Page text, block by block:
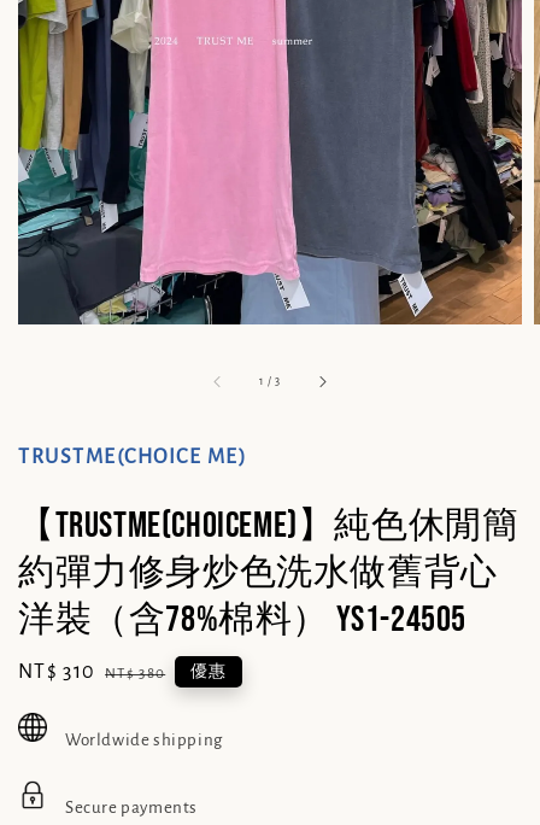
1 /3
TRUSTME(CHOICE ME)
【TRUSTME(CHOICEME)】純色休閒簡
約彈力修身炒色洗水做舊背心
洋裝（含78%棉料） YS1-24505
Sale
NT$ 310 Regular
NT$ 380 優惠
Worldwide shipping
Secure payments